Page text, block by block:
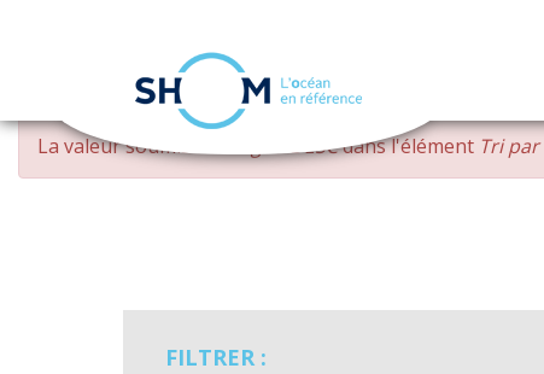
Aller
contenu
MESSAGE
D'ERREUR
La valeur soumise changed DESCdans l'élément Tri
FILTRER :